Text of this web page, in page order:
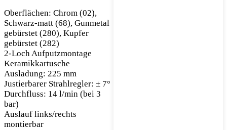
Oberflächen: Chrom (02),
Schwarz-matt (68), Gunmetal
gebürstet (280), Kupfer
gebürstet (282)
2-Loch Aufputzmontage
Keramikkartusche
Ausladung: 225 mm
Justierbarer Strahlregler: ± 7°
Durchfluss: 14 l/min (bei 3
bar)
Auslauf links/rechts
montierbar